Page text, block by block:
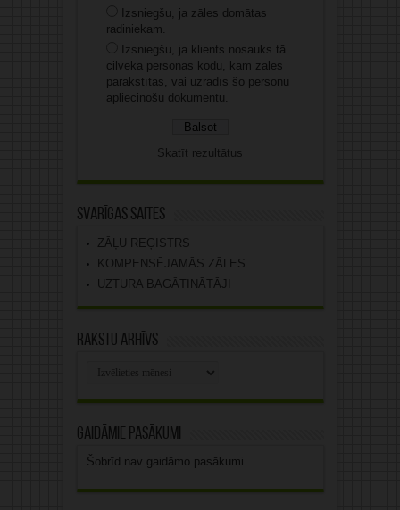
Izsniegšu, ja zāles domātas
radiniekam.
Izsniegšu, ja klients nosauks tā
cilvēka personas kodu, kam zāles
parakstītas, vai uzrādīs šo personu
apliecinošu dokumentu.
Skatīt rezultātus
Svarīgas saites
ZĀĻU REĢISTRS
KOMPENSĒJAMĀS ZĀLES
UZTURA BAGĀTINĀTĀJI
Rakstu arhīvs
Gaidāmie pasākumi
Šobrīd nav gaidāmo pasākumi.